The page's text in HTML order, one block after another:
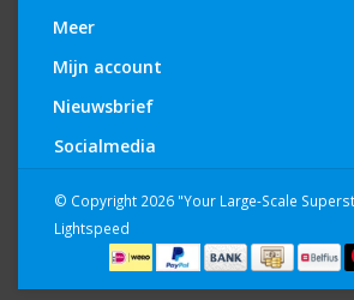
Meer
Mijn account
Nieuwsbrief
Socialmedia
© Copyright 2026 "Your Large-Scale
Lightspeed